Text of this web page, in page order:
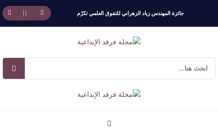
جائزة المهندس زياد الزهراني للتفوق العلمي تكرّم
نخبة من أبناء وبنات الأطاولة
مهرجان الأطاولة التراثي يجمع الشاعر عبدالواحد